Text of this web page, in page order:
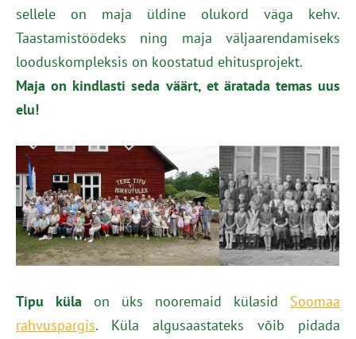
sellele on maja üldine olukord väga kehv.
Taastamistöödeks ning maja väljaarendamiseks
looduskompleksis on koostatud ehitusprojekt.
Maja on kindlasti seda väärt, et äratada temas uus
elu!
Tipu küla on üks nooremaid külasid Soomaa
rahvuspargis. Küla algusaastateks võib pidada